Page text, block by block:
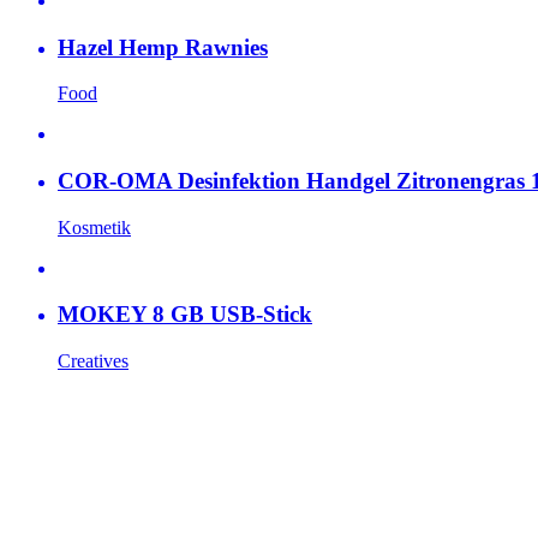
Hazel Hemp Rawnies
Food
COR-OMA Desinfektion Handgel Zitronengras
Kosmetik
MOKEY 8 GB USB-Stick
Creatives